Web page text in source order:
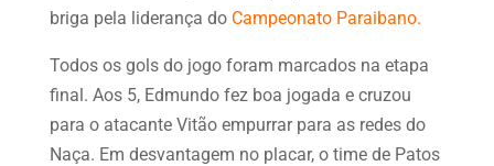
briga pela liderança do Campeonato Paraibano.
Todos os gols do jogo foram marcados na etapa
final. Aos 5, Edmundo fez boa jogada e cruzou
para o atacante Vitão empurrar para as redes do
Naça. Em desvantagem no placar, o time de Patos